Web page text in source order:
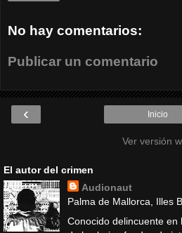
No hay comentarios:
Publicar un comentario
‹ Inicio
Ver versión
El autor del crimen
Audionaut
Palma de Mallorca, Illes
Conocido delincuente